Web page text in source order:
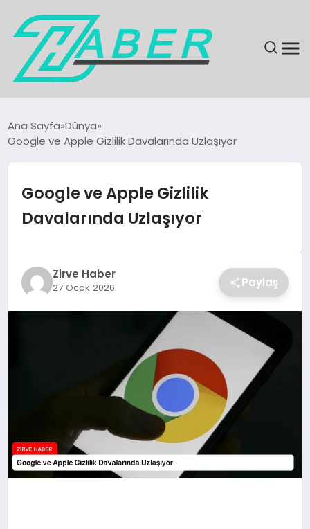
GÜNDEM
EKONOMI
MAGAZIN
KÜLTÜR & SANAT
Ana Sayfa Dünya
Google ve Apple Gizlilik Davalarında Uzlaşıyor
Google ve Apple Gizlilik
Davalarında Uzlaşıyor
Zirve Haber
27 Ocak 2026 Paylaş